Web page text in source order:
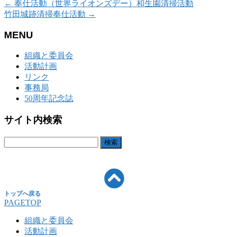
← 奉仕活動（世界ライオンズデー）和生園清掃活動
竹田城跡清掃奉仕活動 →
MENU
組織と委員会
活動計画
リンク
事務局
50周年記念誌
サイト内検索
PAGETOP
組織と委員会
活動計画